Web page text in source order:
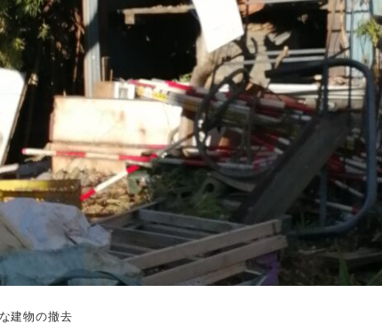
建物の撤去